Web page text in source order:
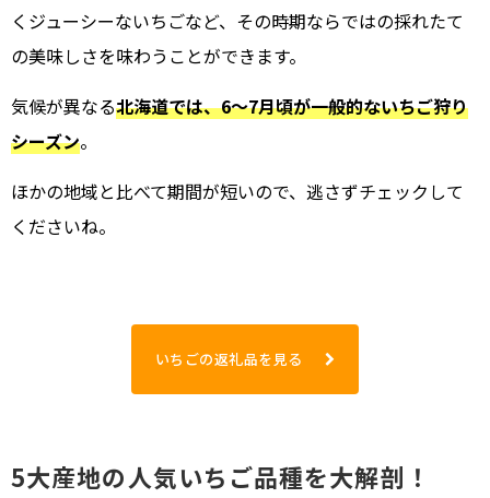
くジューシーないちごなど、その時期ならではの採れたて
の美味しさを味わうことができます。
気候が異なる北海道では、6～7月頃が一般的ないちご狩り
シーズン。
ほかの地域と比べて期間が短いので、逃さずチェックして
くださいね。
いちごの返礼品を見る
5大産地の人気いちご品種を大解剖！